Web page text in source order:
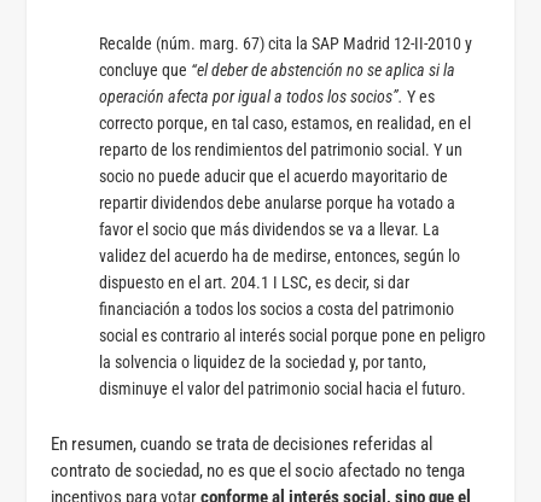
Recalde (núm. marg. 67) cita la SAP Madrid 12-II-2010 y
concluye que “el deber de abstención no se aplica si la
operación afecta por igual a todos los socios”. Y es
correcto porque, en tal caso, estamos, en realidad, en el
reparto de los rendimientos del patrimonio social. Y un
socio no puede aducir que el acuerdo mayoritario de
repartir dividendos debe anularse porque ha votado a
favor el socio que más dividendos se va a llevar. La
validez del acuerdo ha de medirse, entonces, según lo
dispuesto en el art. 204.1 I LSC, es decir, si dar
financiación a todos los socios a costa del patrimonio
social es contrario al interés social porque pone en peligro
la solvencia o liquidez de la sociedad y, por tanto,
disminuye el valor del patrimonio social hacia el futuro.
En resumen, cuando se trata de decisiones referidas al
contrato de sociedad, no es que el socio afectado no tenga
incentivos para votarconforme al interés social, sino que el